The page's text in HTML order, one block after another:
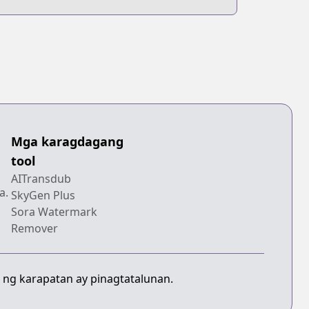
Mga karagdagang
tool
AITransdub
SkyGen Plus
Sora Watermark
Remover
karapatan ay pinagtatalunan.